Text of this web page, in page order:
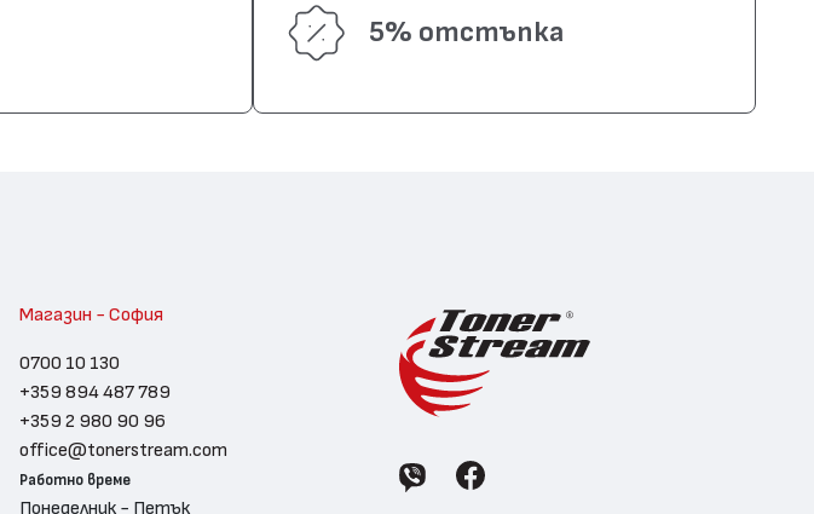
5% отстъпка
Магазин - София
0700 10 130
+359 894 487 789
+359 2 980 90 96
office@tonerstream.com
Работно време
Понеделник - Петък